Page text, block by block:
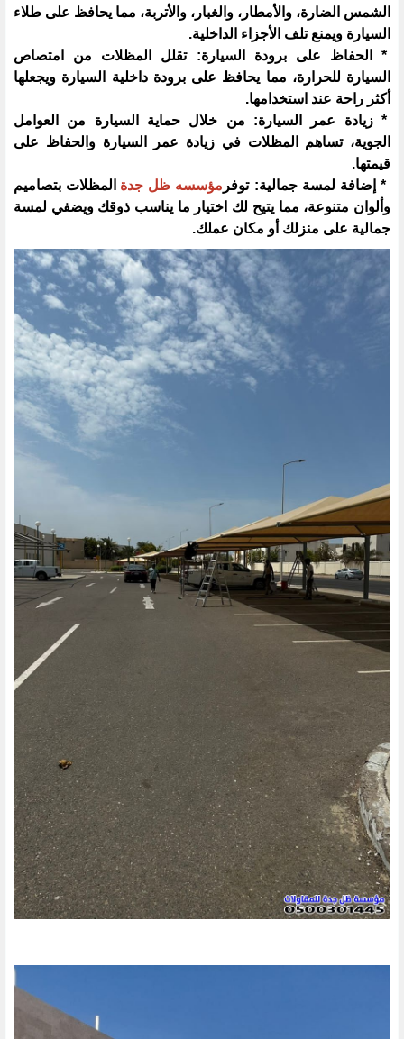
الشمس الضارة، والأمطار، والغبار، والأتربة، مما يحافظ على طلاء
السيارة ويمنع تلف الأجزاء الداخلية.
* الحفاظ على برودة السيارة: تقلل المظلات من امتصاص
السيارة للحرارة، مما يحافظ على برودة داخلية السيارة ويجعلها
أكثر راحة عند استخدامها.
* زيادة عمر السيارة: من خلال حماية السيارة من العوامل
الجوية، تساهم المظلات في زيادة عمر السيارة والحفاظ على
قيمتها.
* إضافة لمسة جمالية: توفر مؤسسه ظل جدة المظلات بتصاميم
وألوان متنوعة، مما يتيح لك اختيار ما يناسب ذوقك ويضفي لمسة
جمالية على منزلك أو مكان عملك.